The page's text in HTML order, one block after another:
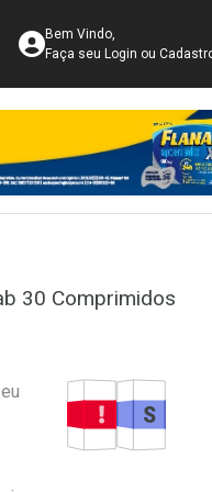
Acesse sua
Bem Vindo,
Faça seu Login ou
30 Comprimidos